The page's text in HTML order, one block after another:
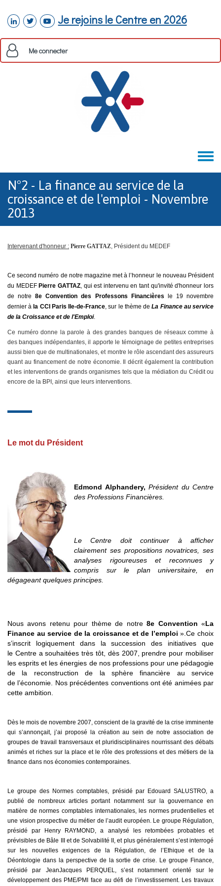
linkedintwitteryoutube
Je rejoins le Centre en 2026
Me connecter
Toggle
N°2 - La finance au service de la
croissance et de l'emploi - Novembre
2013
Intervenant d'honneur : Pierre GATTAZ, Président du MEDEF
Ce second numéro de notre magazine met à l’honneur le nouveau Président
du MEDEF Pierre GATTAZ, qui est intervenu en tant qu'invité d'honneur lors
de notre 8e Convention des Professons Financières le 19 novembre
dernierà la CCI Paris Ile-de-France, sur le thème deLa Finance au service
de la Croissance et de l'Emploi.
Ce numéro donne la parole à des grandes banques de réseaux comme à
des banques indépendantes, il apporte le témoignage de petites entreprises
aussi bien que de multinationales, et montre le rôle ascendant des assureurs
quant au financement de notre économie. Il décrit également la contribution
et les interventions de grands organismes tels que la médiation du Crédit ou
encore de la BPI, ainsi que leurs interventions.
Le mot du Président
Edmond Alphandery, Président du Centre
des Professions Financières.
Le Centre doit continuer à afficher
clairement ses propositions novatrices, ses
analyses rigoureuses et reconnues y
compris sur le plan universitaire, en
dégageant quelques principes.
Nous avons retenu pour thème de notre8e Convention «La
Finance au service de la croissance et de l’emploi ».Ce choix
s’inscrit logiquement dans la succession des initiatives que
le Centre a souhaitées très tôt, dès 2007, prendre pour mobiliser
les esprits et les énergies de nos professions pour une pédagogie
de la reconstruction de la sphère financière au service
de l’économie. Nos précédentes conventions ont été animées par
cette ambition.
Dès le mois de novembre 2007, conscient de la gravité de la crise imminente
qui s’annonçait, j’ai proposé la création au sein de notre association de
groupes de travail transversaux et pluridisciplinaires nourrissant des débats
animés et riches sur la place et le rôle des professions et des métiers de la
finance dans nos économies contemporaines.
Le groupe des Normes comptables, présidé par Edouard SALUSTRO, a
publié de nombreux articles portant notamment sur la gouvernance en
matière de normes comptables internationales, les normes prudentielles et
une vision prospective du métier de l’audit européen. Le groupe Régulation,
présidé par Henry RAYMOND, a analysé les retombées probables et
prévisibles de Bâle III et de Solvabilité II, et plus généralement s’est interrogé
sur les nouvelles exigences de la Régulation, de l’Ethique et de la
Déontologie dans la perspective de la sortie de crise. Le groupe Finance,
présidé par JeanJacques PERQUEL, s’est notamment orienté sur le
développement des PME/PMI face au défi de l’investissement. Les travaux